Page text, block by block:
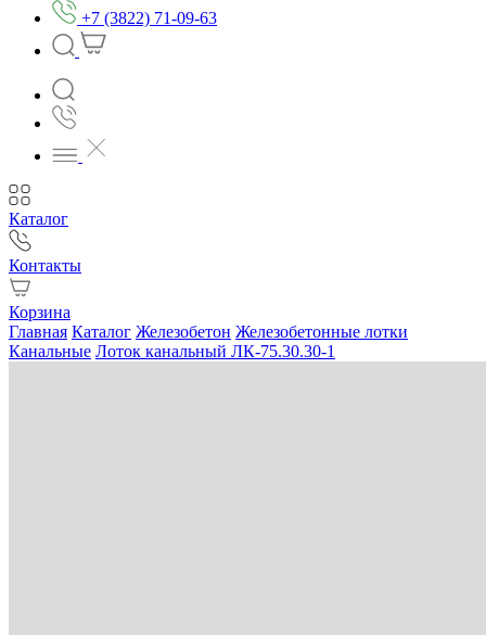
+7 (3822) 71-09-63
Каталог
Контакты
Корзина
Главная Каталог Железобетон Железобетонные лотки
Канальные Лоток канальный ЛК-75.30.30-1